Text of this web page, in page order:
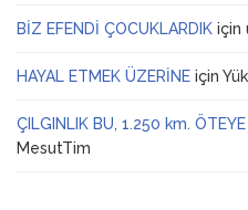
BİZ EFENDİ ÇOCUKLARDIK için
HAYAL ETMEK ÜZERİNE için
ÇILGINLIK BU, 1.250 km.
MesutTim